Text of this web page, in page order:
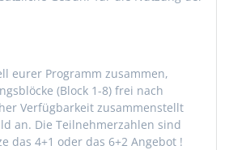
eurer Programm zusammen,
(Block 1-8) frei nach
Verfügbarkeit zusammenstellt
an. Die Teilnehmerzahlen sind
das 4+1 oder das 6+2 Angebot !